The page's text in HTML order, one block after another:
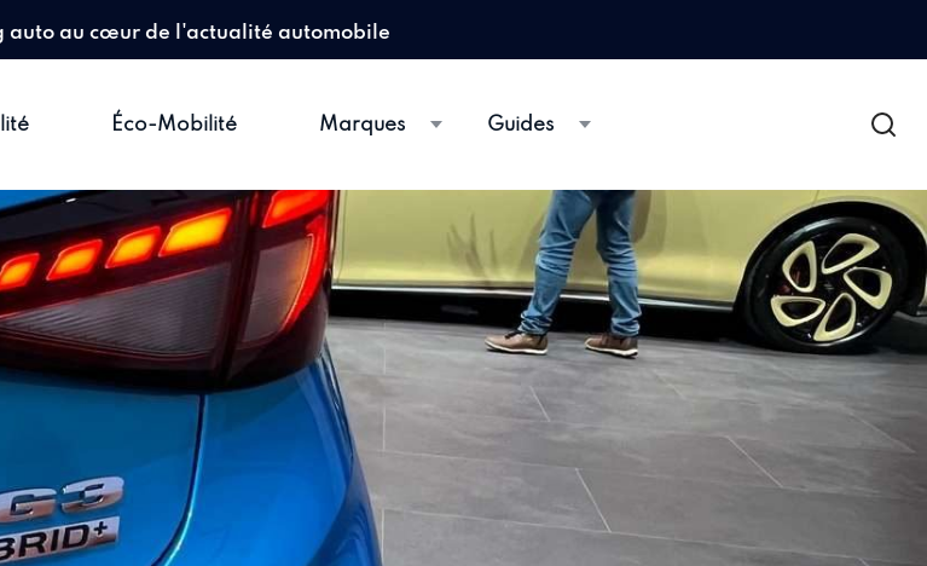
auto au cœur de l'actualité automobile
Éco-Mobilité Marques Guides